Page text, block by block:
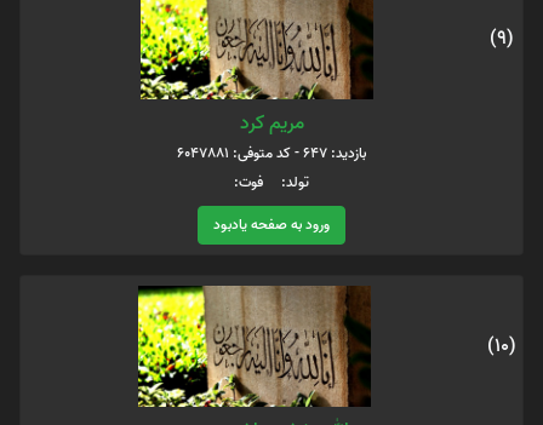
(9)
مریم کرد
بازدید: 647 - کد متوفی: 6047881
تولد: فوت:
ورود به صفحه یادبود
(10)